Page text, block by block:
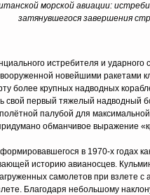
морской авиации:
затянувшегося завершения
истребителя и
новейшими ракетами
более крупных надводных
первый тяжелый надводный
палубой для
обманчивое выражение
в 1970-х годах
историю авианосцев.
самолетов при взлете
Благодаря небольшому